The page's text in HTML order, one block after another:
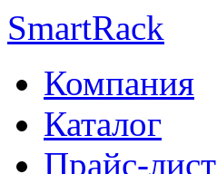
SmartRack
Компания
Каталог
Прайс-лист